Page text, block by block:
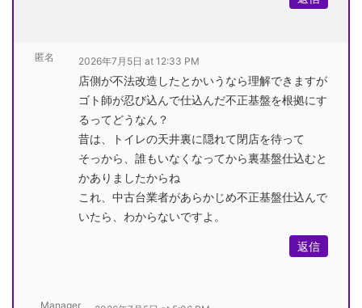
匿名 2026年7月5日 at 12:33 PM
店側が不法改造したとかいうなら理解できますが
ゴト師が忍び込んで仕込んだ不正基盤を根拠にす
るってどうなん？
昔は、トイレの天井裏に隠れて閉店を待って
そっから、誰もいなくなってから裏基盤仕込むと
かありましたからね
これ、中古台業者があらかじめ不正基盤仕込んで
いたら、わからないですよ。
返信
Manager